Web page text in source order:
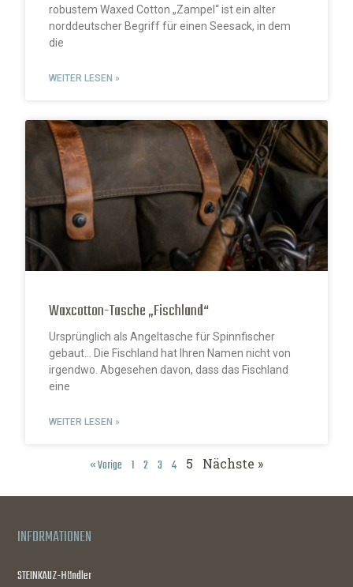
robustem Waxed Cotton „Zampel“ ist ein alter
norddeutscher Begriff für einen Seesack, in dem
die
WEITER LESEN »
Waxcotton-Tasche „Fischland“
Ursprünglich als Angeltasche für Spinnfischer
gebaut… Die Fischland hat Ihren Namen nicht von
irgendwo. Abgesehen davon, dass das Fischland
eine
WEITER LESEN »
« Vorige 1 2 3 4 5 Nächste »
INFORMATIONEN
STEINKAUZ-Händler